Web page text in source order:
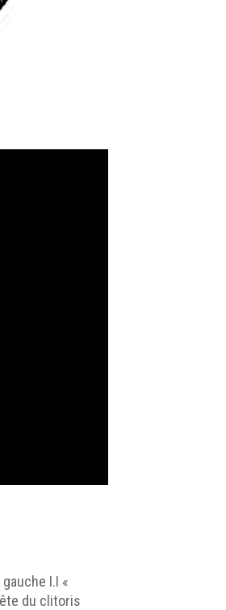
I.I «
du clitoris